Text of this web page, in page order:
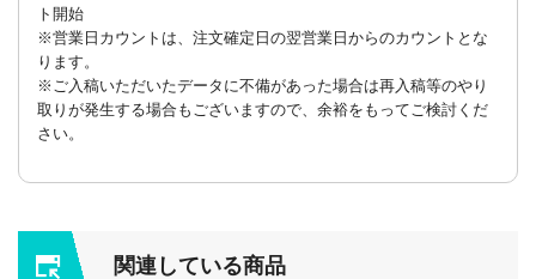
ト開始
※営業日カウントは、注文確定日の翌営業日からのカウントとな
ります。
※ご入稿いただいたデータに不備があった場合は再入稿等のやり
取りが発生する場合もございますので、余裕をもってご検討くだ
さい。
関連している商品